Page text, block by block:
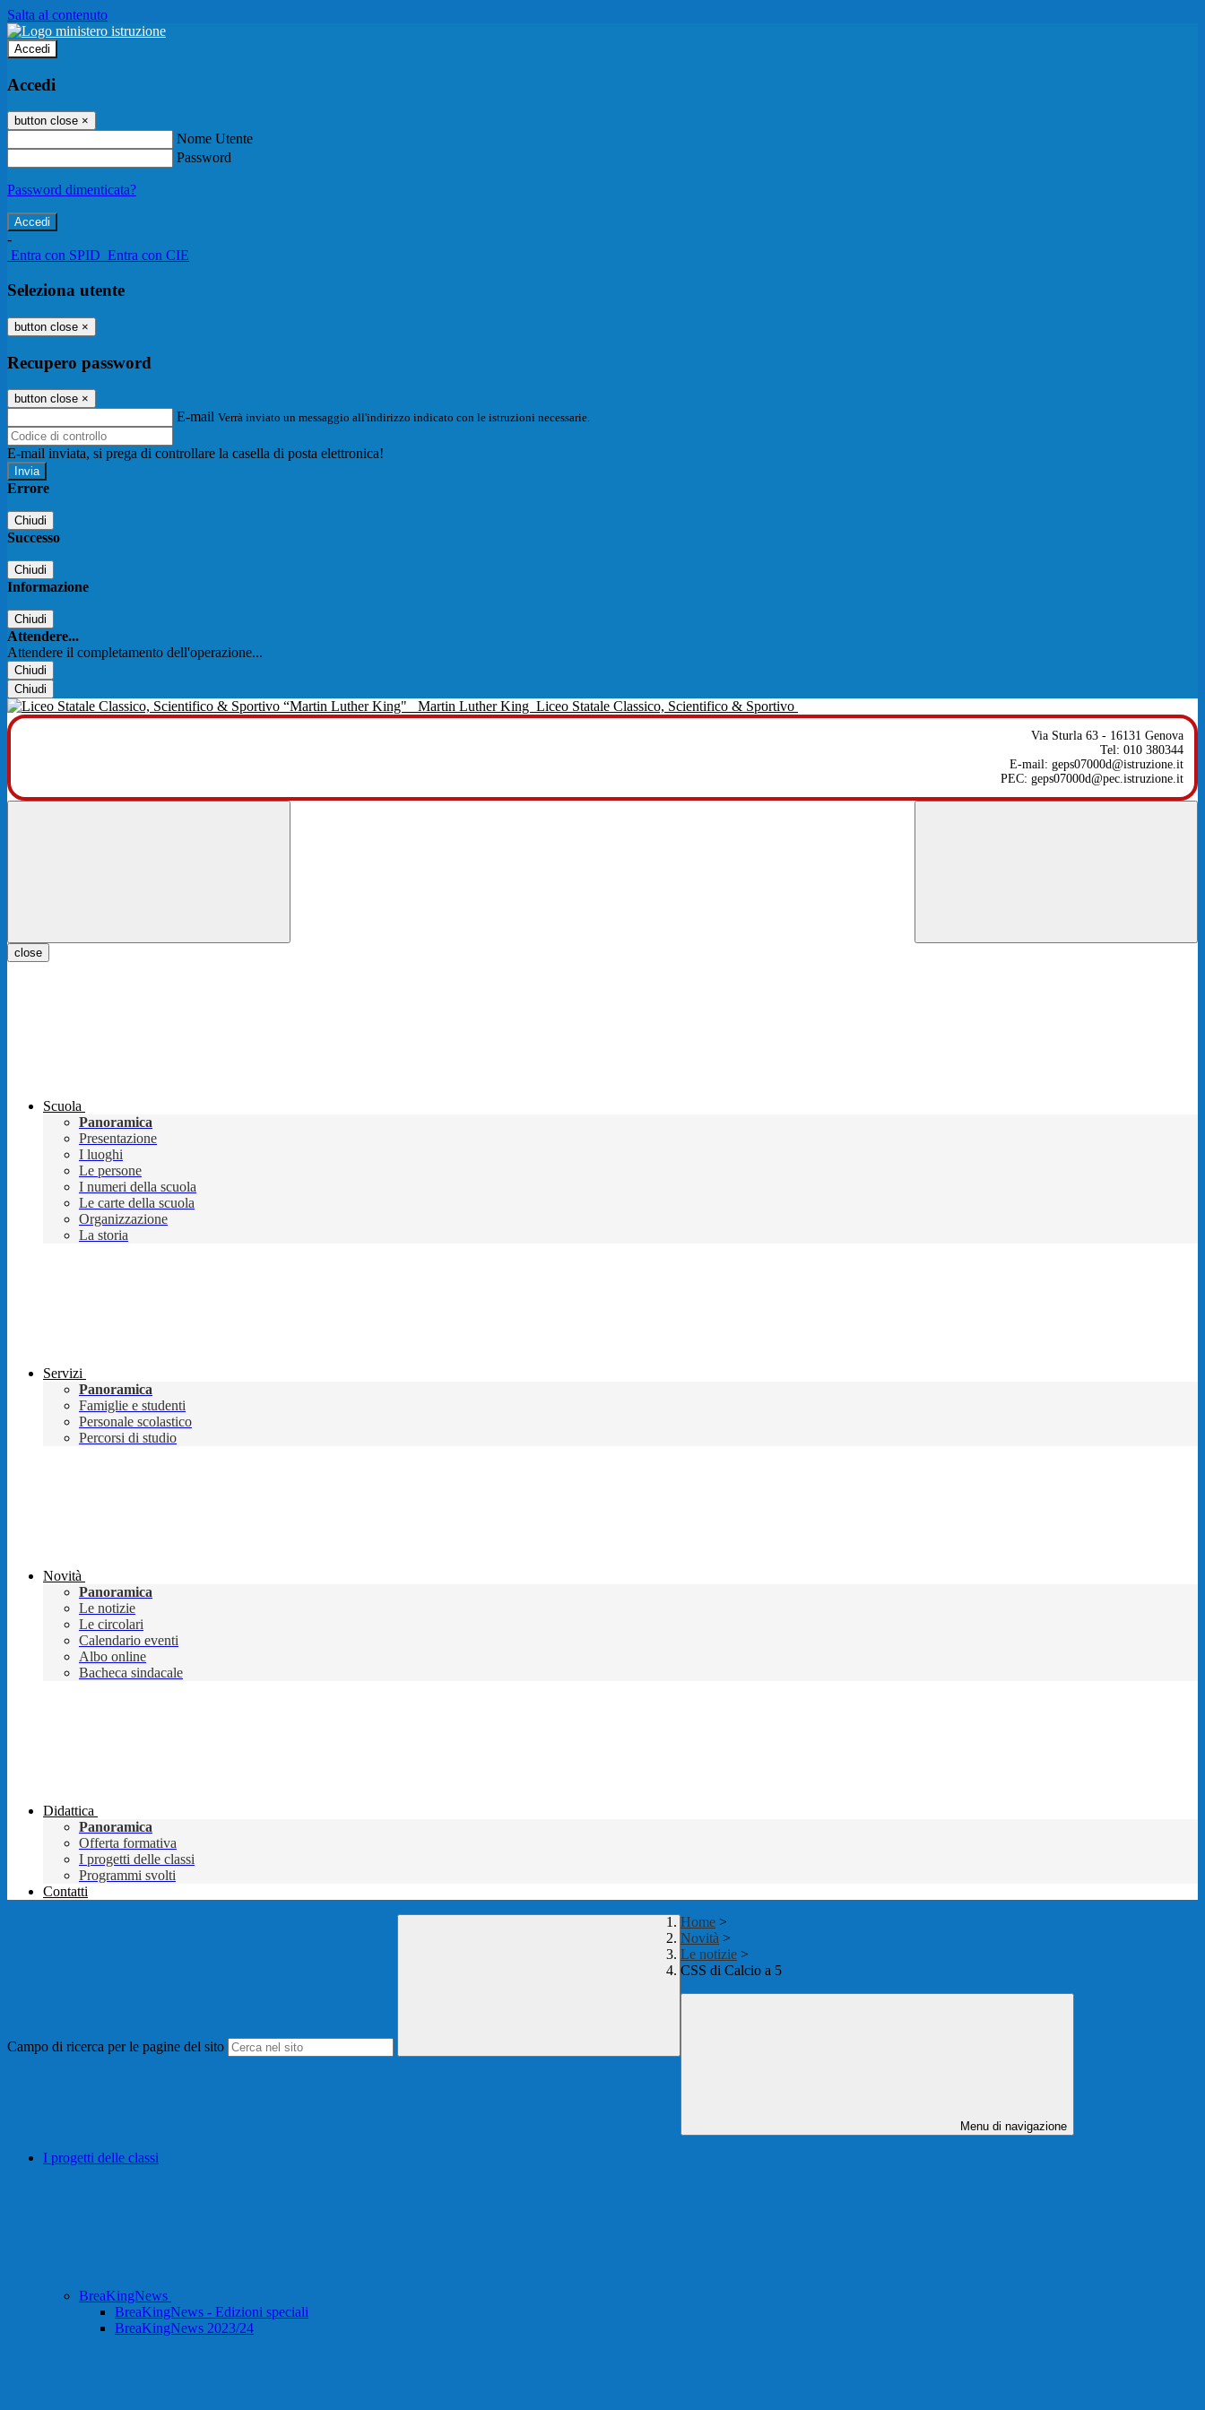
Salta al contenuto
Accedi
Accedi
button close ×
Nome Utente
Password
Password dimenticata?
-
Entra con SPID Entra con CIE
Seleziona utente
button close ×
Recupero password
button close ×
E-mail Verrà inviato un messaggio all'indirizzo indicato con le istruzioni necessarie.
E-mail inviata, si prega di controllare la casella di posta elettronica!
Errore
Chiudi
Successo
Chiudi
Informazione
Chiudi
Attendere...
Attendere il completamento dell'operazione...
Chiudi
Chiudi
Martin Luther King Liceo Statale Classico, Scientifico & Sportivo
Via Sturla 63 - 16131 Genova
Tel: 010 380344
E-mail: geps07000d@istruzione.it
PEC: geps07000d@pec.istruzione.it
close
Scuola
Panoramica
Presentazione
I luoghi
Le persone
I numeri della scuola
Le carte della scuola
Organizzazione
La storia
Servizi
Panoramica
Famiglie e studenti
Personale scolastico
Percorsi di studio
Novità
Panoramica
Le notizie
Le circolari
Calendario eventi
Albo online
Bacheca sindacale
Didattica
Panoramica
Offerta formativa
I progetti delle classi
Programmi svolti
Contatti
Campo di ricerca per le pagine del sito
Home >
Novità >
Le notizie >
CSS di Calcio a 5
Menu di navigazione
I progetti delle classi
BreaKingNews
BreaKingNews - Edizioni speciali
BreaKingNews 2023/24